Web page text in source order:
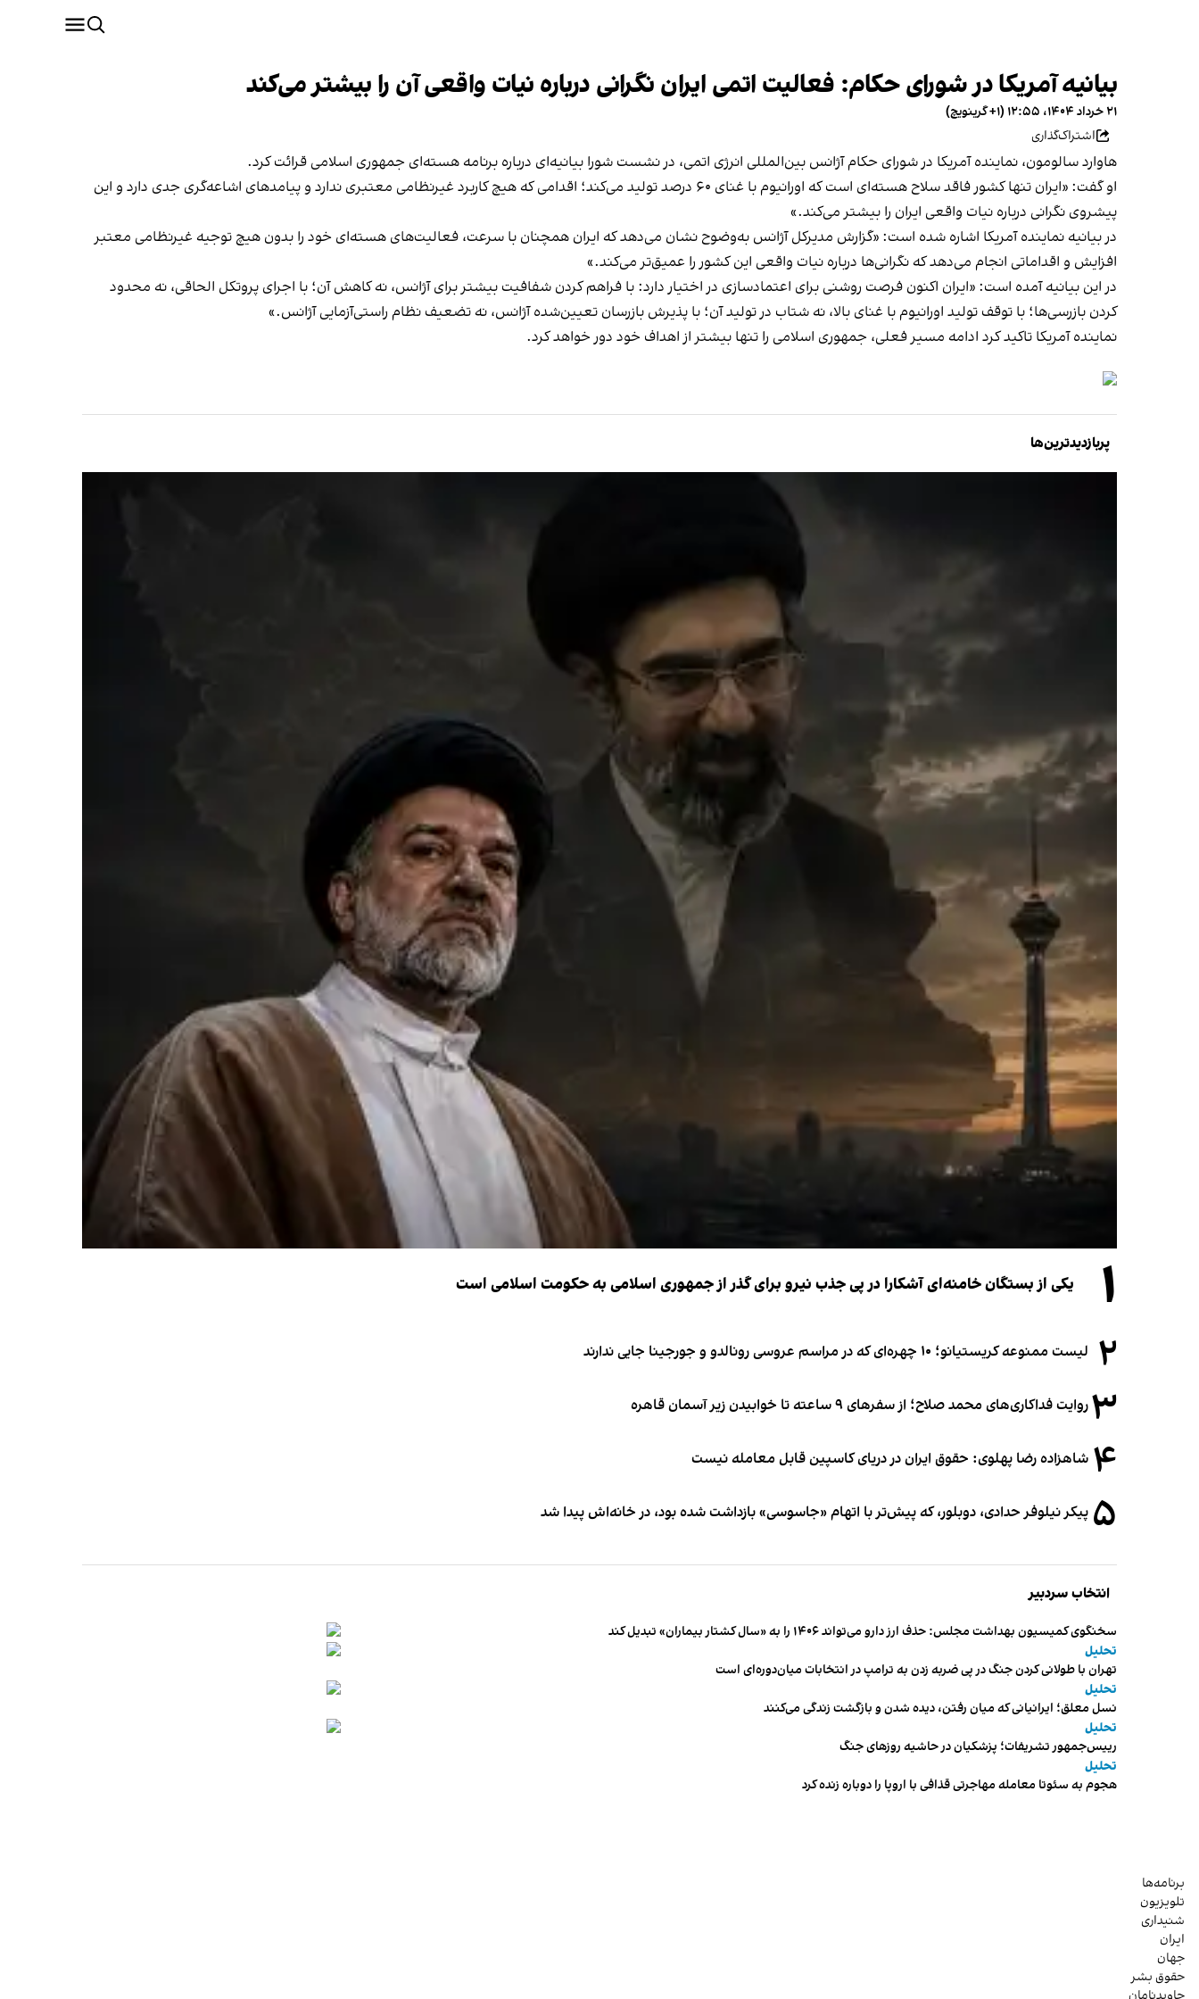
بیانیه آمریکا در شورای حکام: فعالیت اتمی ایران نگرانی درباره نیات واقعی آن را بیشتر می‌کند
۲۱ خرداد ۱۴۰۴، ۱۲:۵۵ (‎+۱ گرینویچ)
اشتراک‌گذاری
هاوارد سالومون، نماینده آمریکا در شورای حکام آژانس بین‌المللی انرژی اتمی، در نشست شورا بیانیه‌ای درباره برنامه هسته‌ای جمهوری اسلامی قرائت کرد.
او گفت: «ایران تنها کشور فاقد سلاح هسته‌ای است که اورانیوم با غنای ۶۰ درصد تولید می‌کند؛ اقدامی که هیچ کاربرد غیرنظامی معتبری ندارد و پیامدهای اشاعه‌گری جدی دارد و این
پیشروی نگرانی درباره نیات واقعی ایران را بیشتر می‌کند.»
در بیانیه نماینده آمریکا اشاره شده است: «گزارش مدیرکل آژانس به‌وضوح نشان می‌دهد که ایران همچنان با سرعت، فعالیت‌های هسته‌ای خود را بدون هیچ توجیه غیرنظامی معتبر
افزایش و اقداماتی انجام می‌دهد که نگرانی‌ها درباره نیات واقعی این کشور را عمیق‌تر می‌کند.»
در این بیانیه آمده است: «ایران اکنون فرصت روشنی برای اعتمادسازی در اختیار دارد: با فراهم کردن شفافیت بیشتر برای آژانس، نه کاهش آن؛ با اجرای پروتکل الحاقی، نه محدود
کردن بازرسی‌ها؛ با توقف تولید اورانیوم با غنای بالا، نه شتاب در تولید آن؛ با پذیرش بازرسان تعیین‌شده آژانس، نه تضعیف نظام راستی‌آزمایی آژانس.»
نماینده آمریکا تاکید کرد ادامه مسیر فعلی، جمهوری اسلامی را تنها بیشتر از اهداف خود دور خواهد کرد.
پربازدیدترین‌ها
۱ یکی از بستگان خامنه‌ای آشکارا در پی جذب نیرو برای گذر از جمهوری اسلامی به حکومت اسلامی است
۲ لیست ممنوعه کریستیانو؛ ۱۰ چهره‌ای که در مراسم عروسی رونالدو و جورجینا جایی ندارند
۳روایت فداکاری‌های محمد صلاح؛ از سفرهای ۹ ساعته تا خوابیدن زیر آسمان قاهره
۴ شاهزاده رضا پهلوی: حقوق ایران در دریای کاسپین قابل معامله نیست
۵ پیکر نیلوفر حدادی، دوبلور، که پیش‌تر با اتهام «جاسوسی» بازداشت شده بود، در خانه‌اش پیدا شد
انتخاب سردبیر
سخنگوی کمیسیون بهداشت مجلس: حذف ارز دارو می‌تواند ۱۴۰۶ را به «سال کشتار بیماران» تبدیل کند
تحلیل
تهران با طولانی کردن جنگ در پی ضربه زدن به ترامپ در انتخابات میان‌دوره‌ای است
تحلیل
نسل معلق؛ ایرانیانی که میان رفتن، دیده شدن و بازگشت زندگی می‌کنند
تحلیل
رییس‌جمهور تشریفات؛ پزشکیان در حاشیه روزهای جنگ
تحلیل
هجوم به سئوتا معامله مهاجرتی قذافی با اروپا را دوباره زنده کرد
برنامه‌ها
تلویزیون
شنیداری
ایران
جهان
حقوق بشر